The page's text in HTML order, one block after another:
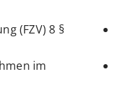
(FZV)
im